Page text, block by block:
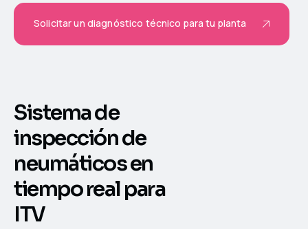
Solicitar un diagnóstico técnico para tu planta
Sistema de
inspección de
neumáticos en
tiempo real para
ITV